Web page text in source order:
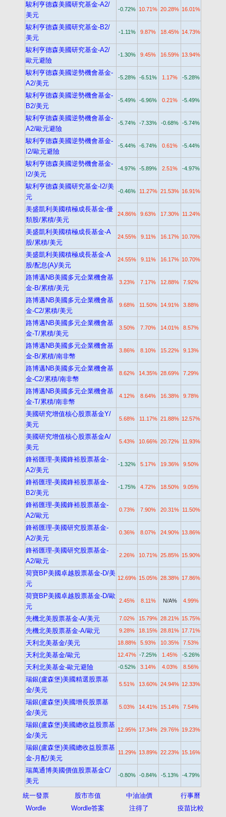
駿利亨德森美國研究基金-A2/
美元
-0.72% 10.71% 20.28% 16.01%
駿利亨德森美國研究基金-B2/
美元
-1.11% 9.87% 18.45% 14.73%
駿利亨德森美國研究基金-A2/
歐元避險
-1.30% 9.45% 16.59% 13.94%
駿利亨德森美國逆勢機會基金-
A2/美元
-5.28% -6.51% 1.17% -5.28%
駿利亨德森美國逆勢機會基金-
B2/美元
-5.49% -6.96% 0.21% -5.49%
駿利亨德森美國逆勢機會基金-
A2/歐元避險
-5.74% -7.33% -0.68% -5.74%
駿利亨德森美國逆勢機會基金-
I2/歐元避險
-5.44% -6.74% 0.61% -5.44%
駿利亨德森美國逆勢機會基金-
I2/美元
-4.97% -5.89% 2.51% -4.97%
駿利亨德森美國研究基金-I2/美
元
-0.46% 11.27% 21.53% 16.91%
美盛凱利美國積極成長基金-優
類股/累積/美元
24.86% 9.63% 17.30% 11.24%
美盛凱利美國積極成長基金-A
股/累積/美元
24.55% 9.11% 16.17% 10.70%
美盛凱利美國積極成長基金-A
股/配息(A)/美元
24.55% 9.11% 16.17% 10.70%
路博邁NB美國多元企業機會基
金-B/累積/美元
3.23% 7.17% 12.88% 7.92%
路博邁NB美國多元企業機會基
金-C2/累積/美元
9.68% 11.50% 14.91% 3.88%
路博邁NB美國多元企業機會基
金-T/累積/美元
3.50% 7.70% 14.01% 8.57%
路博邁NB美國多元企業機會基
金-B/累積/南非幣
3.86% 8.10% 15.22% 9.13%
路博邁NB美國多元企業機會基
金-C2/累積/南非幣
8.62% 14.35% 28.69% 7.29%
路博邁NB美國多元企業機會基
金-T/累積/南非幣
4.12% 8.64% 16.38% 9.78%
美國研究增值核心股票基金Y/
美元
5.68% 11.17% 21.88% 12.57%
美國研究增值核心股票基金A/
美元
5.43% 10.66% 20.72% 11.93%
鋒裕匯理-美國鋒裕股票基金-
A2/美元
-1.32% 5.17% 19.36% 9.50%
鋒裕匯理-美國鋒裕股票基金-
B2/美元
-1.75% 4.72% 18.50% 9.05%
鋒裕匯理-美國鋒裕股票基金-
A2/歐元
0.73% 7.90% 20.31% 11.50%
鋒裕匯理-美國研究股票基金-
A2/美元
0.36% 8.07% 24.90% 13.86%
鋒裕匯理-美國研究股票基金-
A2/歐元
2.26% 10.71% 25.85% 15.90%
荷寶BP美國卓越股票基金-D/美
元
12.69% 15.05% 28.38% 17.86%
荷寶BP美國卓越股票基金-D/歐
元
2.45% 8.11% N/A% 4.99%
先機北美股票基金-A/美元 7.02% 15.79% 28.21% 15.75%
先機北美股票基金-A/歐元 9.28% 18.15% 28.81% 17.71%
天利北美基金/美元 18.88% 5.93% 10.35% 7.53%
天利北美基金/歐元 12.47% -7.25% 1.45% -5.26%
天利北美基金-歐元避險 -0.52% 3.14% 4.03% 8.56%
瑞銀(盧森堡)美國精選股票基
金/美元
5.51% 13.60% 24.94% 12.33%
瑞銀(盧森堡)美國增長股票基
金/美元
5.03% 14.41% 15.14% 7.54%
瑞銀(盧森堡)美國總收益股票基
金/美元
12.95% 17.34% 29.76% 19.23%
瑞銀(盧森堡)美國總收益股票基
金-月配/美元
11.29% 13.89% 22.23% 15.16%
瑞萬通博美國價值股票基金C/
美元
-0.80% -0.84% -5.13% -4.79%
統一發票 股市市值 中油油價
行事曆
Wordle
Wordle答案 注得了 疫苗比較